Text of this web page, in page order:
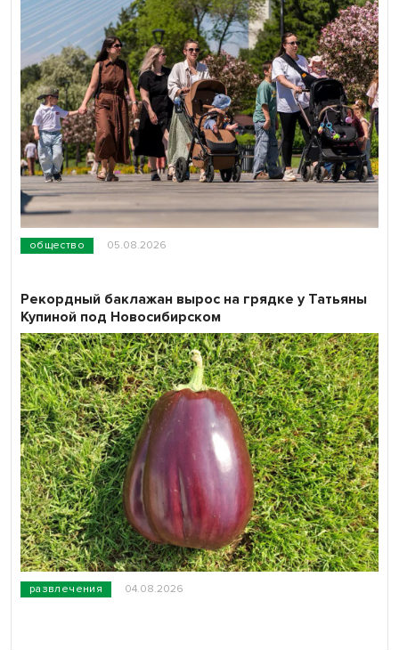
общество 05.08.2026
развлечения 04.08.2026
Рекордный баклажан вырос на грядке у Татьяны
Купиной под Новосибирском